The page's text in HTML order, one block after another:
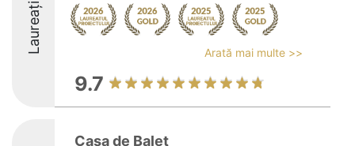
Laureați Arată mai multe >>
9.7
Casa de Balet